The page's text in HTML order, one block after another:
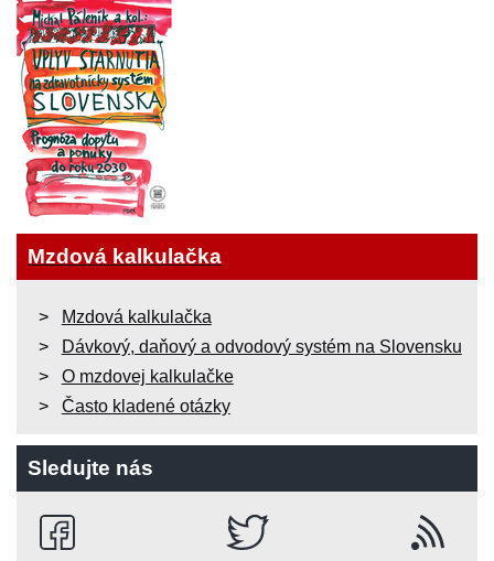
Mzdová kalkulačka
Mzdová kalkulačka
Dávkový, daňový a odvodový systém na Slovensku
O mzdovej kalkulačke
Často kladené otázky
Sledujte nás